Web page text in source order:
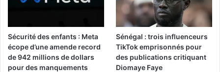
Sécurité des enfants : Meta
écope d’une amende record
de 942 millions de dollars
pour des manquements
Sénégal : trois influenceurs
TikTok emprisonnés pour
des publications critiquant
Diomaye Faye